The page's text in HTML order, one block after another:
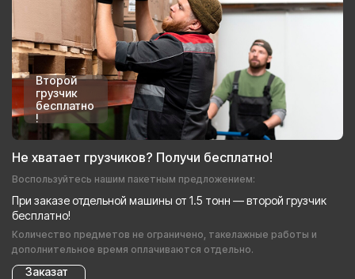
Второй
грузчик
бесплатно
!
Не хватает грузчиков? Получи бесплатно!
Воспользуйтесь нашим пакетным предложением:
При заказе отдельной машины от 1.5 тонн — второй грузчик
бесплатно!
Количество предметов не ограничено, такелажные работы и
дополнительное время оплачиваются отдельно.
Заказат